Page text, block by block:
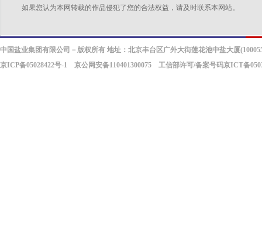
如果您认为本网转载的作品侵犯了您的合法权益，请及时联系本网站。
中国盐业集团有限公司－版权所有 地址：北京丰台区广外大街莲花池中盐大厦
京ICP备05028422号-1 京公网安备110401300075 工信部许可/备案号码京ICT备